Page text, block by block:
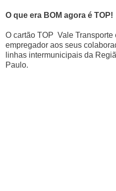
O que era BOM agora é TOP!
O cartão TOP Vale Transporte
empregador aos seus
linhas intermunicipais da
Paulo.